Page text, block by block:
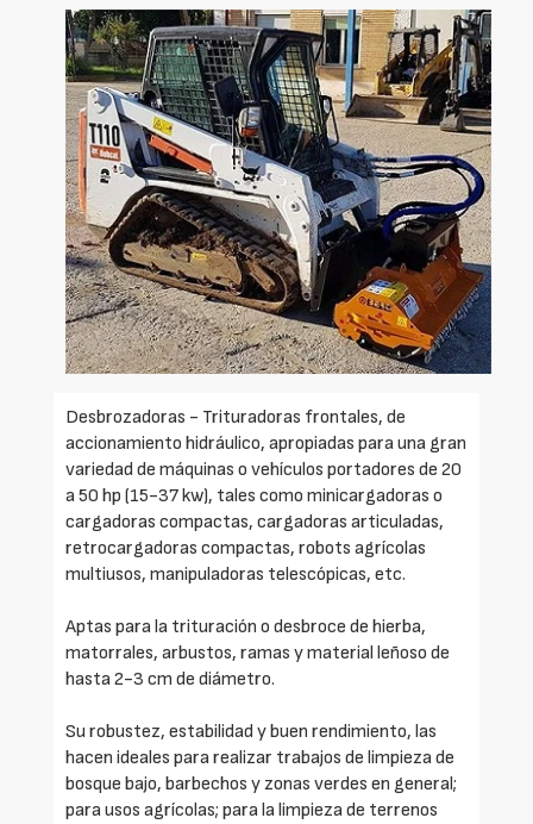
Desbrozadoras - Trituradoras frontales, de
accionamiento hidráulico, apropiadas para una gran
variedad de máquinas o vehículos portadores de 20
a 50 hp (15-37 kw), tales como minicargadoras o
cargadoras compactas, cargadoras articuladas,
retrocargadoras compactas, robots agrícolas
multiusos, manipuladoras telescópicas, etc.
Aptas para la trituración o desbroce de hierba,
matorrales, arbustos, ramas y material leñoso de
hasta 2-3 cm de diámetro.
Su robustez, estabilidad y buen rendimiento, las
hacen ideales para realizar trabajos de limpieza de
bosque bajo, barbechos y zonas verdes en general;
para usos agrícolas; para la limpieza de terrenos